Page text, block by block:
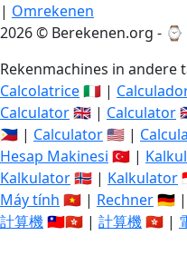
| Omrekenen
2026 © Berekenen.org - ⌚
Rekenmachines in andere
Calcolatrice🇮🇹 |
Calculator🇬🇧 | Calculator
🇵🇭 | Calculator🇺🇸 |
Hesap Makinesi 🇹🇷 |
Kalkulator🇳🇴 | Kalkulator
Máy tính 🇻🇳 | Rechner🇩🇪 |
計算機🇹🇼🇭🇰 | 計算機🇭🇰 |